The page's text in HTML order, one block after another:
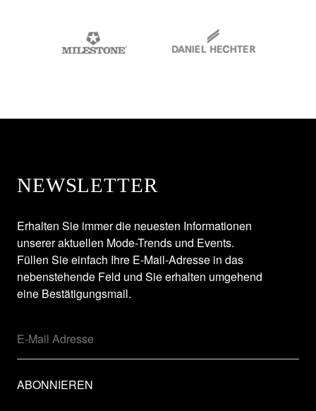
NEWSLETTER
Erhalten Sie immer die neuesten Informationen
unserer aktuellen Mode-Trends und Events.
Füllen Sie einfach Ihre E-Mail-Adresse in das
nebenstehende Feld und Sie erhalten umgehend
eine Bestätigungsmail.